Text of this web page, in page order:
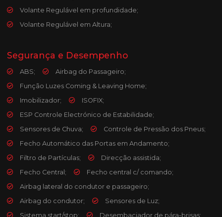
Volante Regulável em profundidade;
Volante Regulável em Altura;
Segurança e Desempenho
ABS;
Airbag do Passageiro;
Função Luzes Coming & Leaving Home;
Imobilizador;
ISOFIX;
ESP Controle Electrónico de Estabilidade;
Sensores de Chuva;
Controle de Pressão dos Pneus;
Fecho Automático das Portas em Andamento;
Filtro de Partículas;
Direcção assistida;
Fecho Central;
Fecho central c/ comando;
Airbag lateral do condutor e passageiro;
Airbag do condutor;
Sensores de Luz;
Sistema start/stop;
Desembaciador de pára-brisas;